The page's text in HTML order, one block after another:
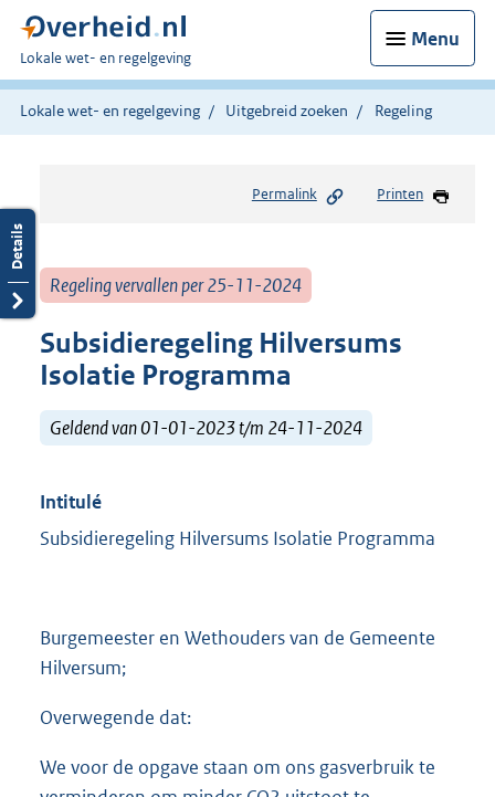
Menu
U
bent
hier:
Lokale wet- en regelgeving
Lokale wet- en regelgeving Uitgebreid zoeken Regeling
Permalink Printen
Regeling vervallen per 25-11-2024
Subsidieregeling Hilversums
Isolatie Programma
Geldend van 01-01-2023 t/m 24-11-2024
Intitulé
Subsidieregeling Hilversums Isolatie Programma
Burgemeester en Wethouders van de Gemeente
Hilversum;
Overwegende dat:
We voor de opgave staan om ons gasverbruik te